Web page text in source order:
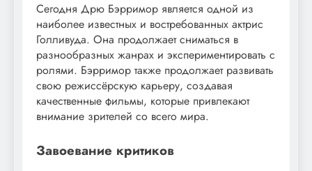
Сегодня Дрю Бэрримор является одной из
наиболее известных и востребованных актрис
Голливуда. Она продолжает сниматься в
разнообразных жанрах и экспериментировать с
ролями. Бэрримор также продолжает развивать
свою режиссёрскую карьеру, создавая
качественные фильмы, которые привлекают
внимание зрителей со всего мира.
Завоевание критиков